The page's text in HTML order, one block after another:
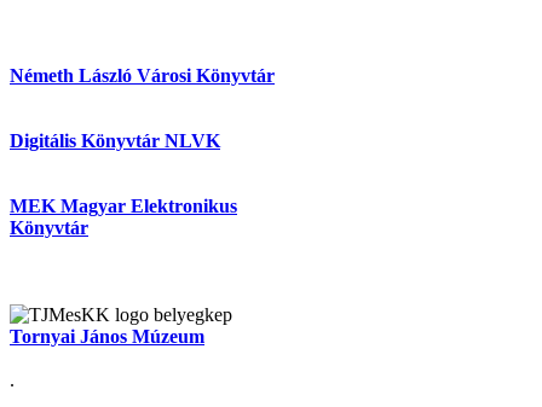
Németh László Városi Könyvtár
Digitális Könyvtár NLVK
MEK Magyar Elektronikus
Könyvtár
Tornyai János Múzeum
.